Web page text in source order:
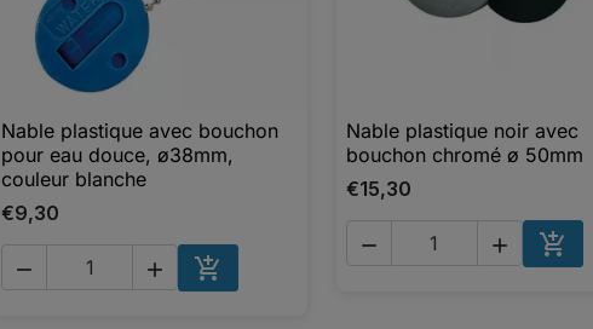
 Aperçu rapide
Nable plastique avec bouchon
pour eau douce, ø38mm,
couleur blanche
€9,30
  
AJOUTER AU PANIER
 Aperçu rapide
Nable plastique noir avec
bouchon chromé ø 50mm
€15,30
  